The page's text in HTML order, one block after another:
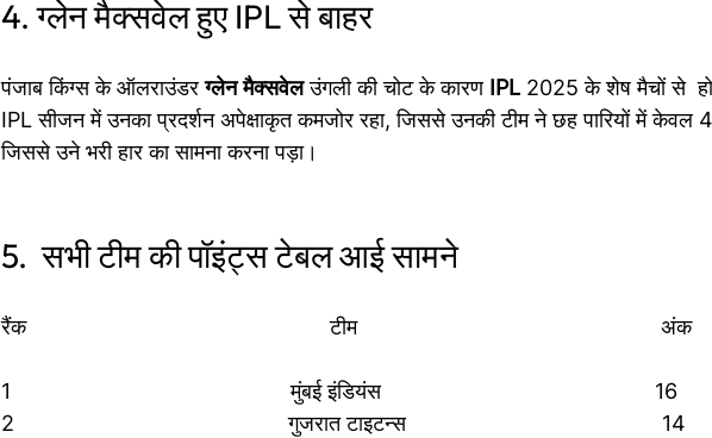
4. ग्लेन मैक्सवेल हुए IPL से बाहर
पंजाब किंग्स के ऑलराउंडर ग्लेन मैक्सवेल उंगली की चोट के कारण IPL 2025 के शेष मैचों से
IPL सीजन में उनका प्रदर्शन अपेक्षाकृत कमजोर रहा, जिससे उनकी टीम ने छह पारियों में केवल
जिससे उने भरी हार का सामना करना पड़ा।
5.  सभी टीम की पॉइंट्स टेबल आई सामने
रैंक                                                   टीम                                                   अंक
1                                               मुंबई इंडियंस                                              16
2                                              गुजरात टाइटन्स                                           14